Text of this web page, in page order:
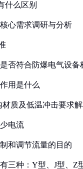
什么区别
心需求调研与分析
否符合防爆电气设备
用是什么
材质及低温冲击要求
电流
和调节流量的目的
三种：Y型、J型、Z